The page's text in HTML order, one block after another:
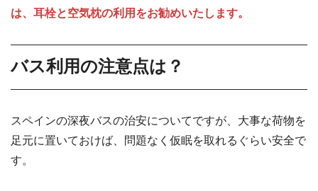
は、耳栓と空気枕の利用をお勧めいたします。
バス利用の注意点は？
スペインの深夜バスの治安についてですが、大事な荷物を
足元に置いておけば、問題なく仮眠を取れるぐらい安全で
す。